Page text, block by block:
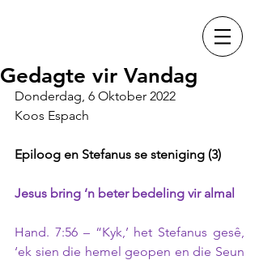
Gedagte vir Vandag
Donderdag, 6 Oktober 2022
Koos Espach
Epiloog en Stefanus se steniging (3)
Jesus bring ‘n beter bedeling vir almal
Hand. 7:56 – “Kyk,’ het Stefanus gesê,
‘ek sien die hemel geopen en die Seun